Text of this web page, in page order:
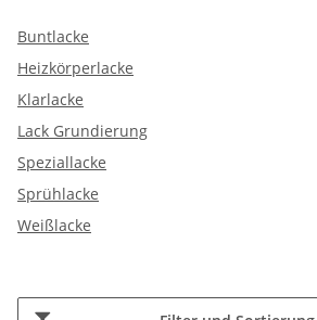
Buntlacke
Heizkörperlacke
Klarlacke
Lack Grundierung
Speziallacke
Sprühlacke
Weißlacke